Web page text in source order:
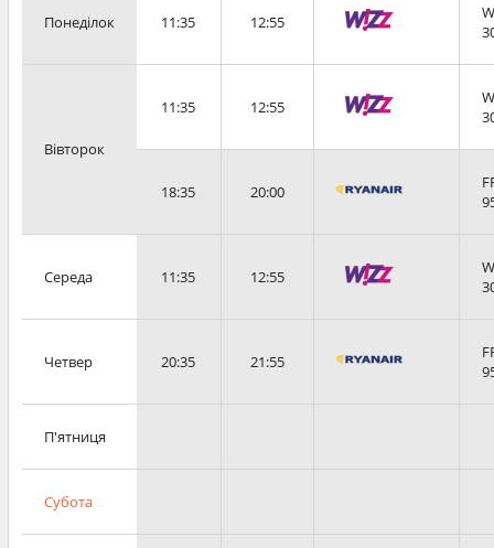
Понеділок 11:35 12:55
Вівторок
11:35 12:55
18:35 20:00
Середа 11:35 12:55
Четвер 20:35 21:55
П'ятниця
Субота